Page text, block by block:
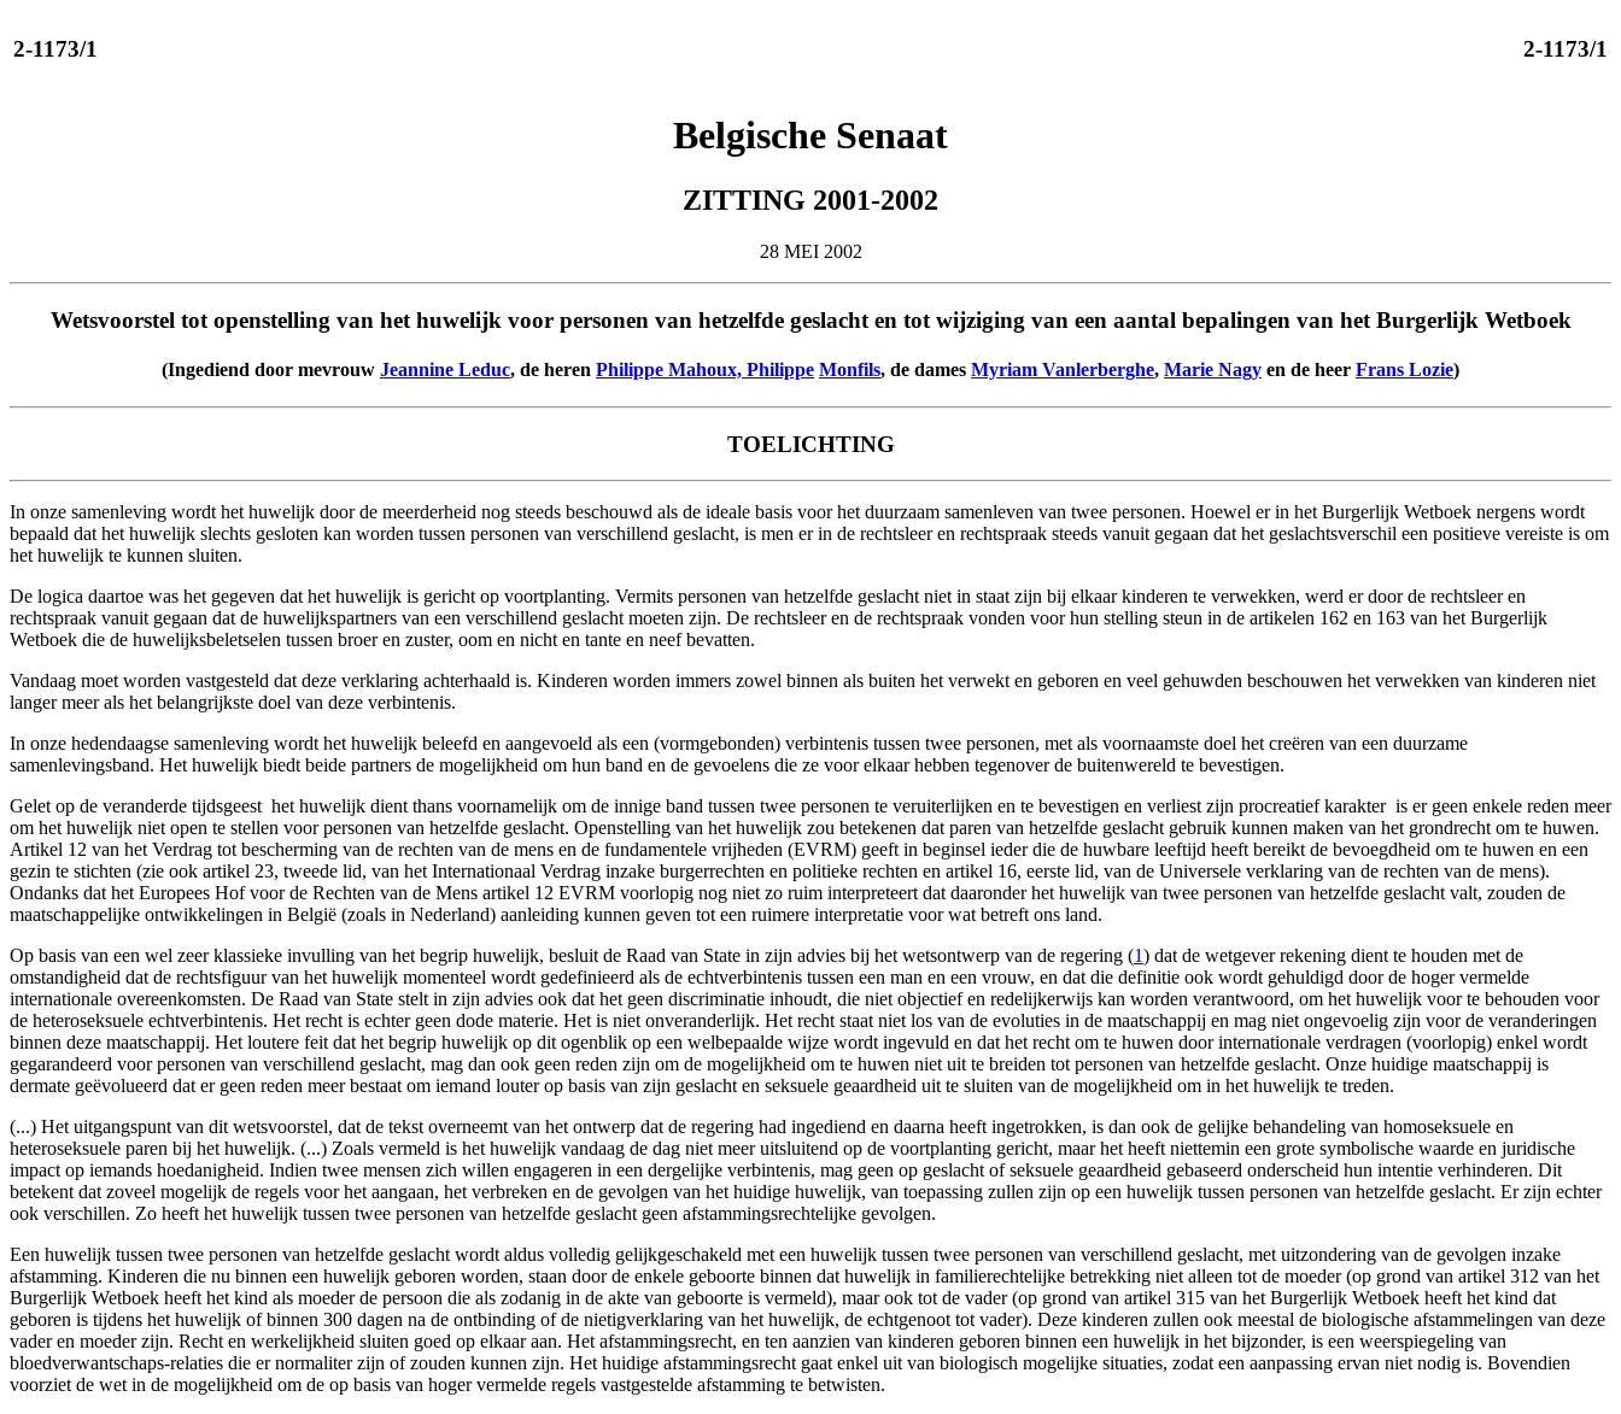
2-1173/1 2-1173/1
Belgische Senaat
ZITTING 2001-2002
28 MEI 2002
Wetsvoorstel tot openstelling van het huwelijk voor personen van hetzelfde geslacht en tot wijziging van een aantal bepalingen van het Burgerlijk Wetboek
(Ingediend door mevrouw Jeannine Leduc, de heren Philippe Mahoux, Philippe Monfils, de dames Myriam Vanlerberghe, Marie Nagy en de heer Frans Lozie)
TOELICHTING
In onze samenleving wordt het huwelijk door de meerderheid nog steeds beschouwd als de ideale basis voor het duurzaam samenleven van twee personen. Hoewel er in het Burgerlijk Wetboek nergens wordt
bepaald dat het huwelijk slechts gesloten kan worden tussen personen van verschillend geslacht, is men er in de rechtsleer en rechtspraak steeds vanuit gegaan dat het geslachtsverschil een positieve vereiste is om
het huwelijk te kunnen sluiten.
De logica daartoe was het gegeven dat het huwelijk is gericht op voortplanting. Vermits personen van hetzelfde geslacht niet in staat zijn bij elkaar kinderen te verwekken, werd er door de rechtsleer en
rechtspraak vanuit gegaan dat de huwelijkspartners van een verschillend geslacht moeten zijn. De rechtsleer en de rechtspraak vonden voor hun stelling steun in de artikelen 162 en 163 van het Burgerlijk
Wetboek die de huwelijksbeletselen tussen broer en zuster, oom en nicht en tante en neef bevatten.
Vandaag moet worden vastgesteld dat deze verklaring achterhaald is. Kinderen worden immers zowel binnen als buiten het verwekt en geboren en veel gehuwden beschouwen het verwekken van kinderen niet
langer meer als het belangrijkste doel van deze verbintenis.
In onze hedendaagse samenleving wordt het huwelijk beleefd en aangevoeld als een (vormgebonden) verbintenis tussen twee personen, met als voornaamste doel het creëren van een duurzame
samenlevingsband. Het huwelijk biedt beide partners de mogelijkheid om hun band en de gevoelens die ze voor elkaar hebben tegenover de buitenwereld te bevestigen.
Gelet op de veranderde tijdsgeest ­ het huwelijk dient thans voornamelijk om de innige band tussen twee personen te veruiterlijken en te bevestigen en verliest zijn procreatief karakter ­ is er geen enkele reden meer
om het huwelijk niet open te stellen voor personen van hetzelfde geslacht. Openstelling van het huwelijk zou betekenen dat paren van hetzelfde geslacht gebruik kunnen maken van het grondrecht om te huwen.
Artikel 12 van het Verdrag tot bescherming van de rechten van de mens en de fundamentele vrijheden (EVRM) geeft in beginsel ieder die de huwbare leeftijd heeft bereikt de bevoegdheid om te huwen en een
gezin te stichten (zie ook artikel 23, tweede lid, van het Internationaal Verdrag inzake burgerrechten en politieke rechten en artikel 16, eerste lid, van de Universele verklaring van de rechten van de mens).
Ondanks dat het Europees Hof voor de Rechten van de Mens artikel 12 EVRM voorlopig nog niet zo ruim interpreteert dat daaronder het huwelijk van twee personen van hetzelfde geslacht valt, zouden de
maatschappelijke ontwikkelingen in België (zoals in Nederland) aanleiding kunnen geven tot een ruimere interpretatie voor wat betreft ons land.
Op basis van een wel zeer klassieke invulling van het begrip huwelijk, besluit de Raad van State in zijn advies bij het wetsontwerp van de regering (1) dat de wetgever rekening dient te houden met de
omstandigheid dat de rechtsfiguur van het huwelijk momenteel wordt gedefinieerd als de echtverbintenis tussen een man en een vrouw, en dat die definitie ook wordt gehuldigd door de hoger vermelde
internationale overeenkomsten. De Raad van State stelt in zijn advies ook dat het geen discriminatie inhoudt, die niet objectief en redelijkerwijs kan worden verantwoord, om het huwelijk voor te behouden voor
de heteroseksuele echtverbintenis. Het recht is echter geen dode materie. Het is niet onveranderlijk. Het recht staat niet los van de evoluties in de maatschappij en mag niet ongevoelig zijn voor de veranderingen
binnen deze maatschappij. Het loutere feit dat het begrip huwelijk op dit ogenblik op een welbepaalde wijze wordt ingevuld en dat het recht om te huwen door internationale verdragen (voorlopig) enkel wordt
gegarandeerd voor personen van verschillend geslacht, mag dan ook geen reden zijn om de mogelijkheid om te huwen niet uit te breiden tot personen van hetzelfde geslacht. Onze huidige maatschappij is
dermate geëvolueerd dat er geen reden meer bestaat om iemand louter op basis van zijn geslacht en seksuele geaardheid uit te sluiten van de mogelijkheid om in het huwelijk te treden.
(...) Het uitgangspunt van dit wetsvoorstel, dat de tekst overneemt van het ontwerp dat de regering had ingediend en daarna heeft ingetrokken, is dan ook de gelijke behandeling van homoseksuele en
heteroseksuele paren bij het huwelijk. (...) Zoals vermeld is het huwelijk vandaag de dag niet meer uitsluitend op de voortplanting gericht, maar het heeft niettemin een grote symbolische waarde en juridische
impact op iemands hoedanigheid. Indien twee mensen zich willen engageren in een dergelijke verbintenis, mag geen op geslacht of seksuele geaardheid gebaseerd onderscheid hun intentie verhinderen. Dit
betekent dat zoveel mogelijk de regels voor het aangaan, het verbreken en de gevolgen van het huidige huwelijk, van toepassing zullen zijn op een huwelijk tussen personen van hetzelfde geslacht. Er zijn echter
ook verschillen. Zo heeft het huwelijk tussen twee personen van hetzelfde geslacht geen afstammingsrechtelijke gevolgen.
Een huwelijk tussen twee personen van hetzelfde geslacht wordt aldus volledig gelijkgeschakeld met een huwelijk tussen twee personen van verschillend geslacht, met uitzondering van de gevolgen inzake
afstamming. Kinderen die nu binnen een huwelijk geboren worden, staan door de enkele geboorte binnen dat huwelijk in familierechtelijke betrekking niet alleen tot de moeder (op grond van artikel 312 van het
Burgerlijk Wetboek heeft het kind als moeder de persoon die als zodanig in de akte van geboorte is vermeld), maar ook tot de vader (op grond van artikel 315 van het Burgerlijk Wetboek heeft het kind dat
geboren is tijdens het huwelijk of binnen 300 dagen na de ontbinding of de nietigverklaring van het huwelijk, de echtgenoot tot vader). Deze kinderen zullen ook meestal de biologische afstammelingen van deze
vader en moeder zijn. Recht en werkelijkheid sluiten goed op elkaar aan. Het afstammingsrecht, en ten aanzien van kinderen geboren binnen een huwelijk in het bijzonder, is een weerspiegeling van
bloedverwantschaps-relaties die er normaliter zijn of zouden kunnen zijn. Het huidige afstammingsrecht gaat enkel uit van biologisch mogelijke situaties, zodat een aanpassing ervan niet nodig is. Bovendien
voorziet de wet in de mogelijkheid om de op basis van hoger vermelde regels vastgestelde afstamming te betwisten.